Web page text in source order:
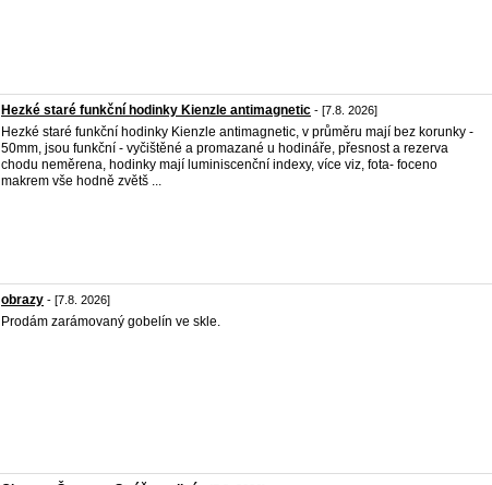
Hezké staré funkční hodinky Kienzle antimagnetic - [7.8. 2026]
Hezké staré funkční hodinky Kienzle antimagnetic, v průměru mají bez korunky -
50mm, jsou funkční - vyčištěné a promazané u hodináře, přesnost a rezerva
chodu neměrena, hodinky mají luminiscenční indexy, více viz, fota- foceno
makrem vše hodně zvětš ...
obrazy - [7.8. 2026]
Prodám zarámovaný gobelín ve skle.